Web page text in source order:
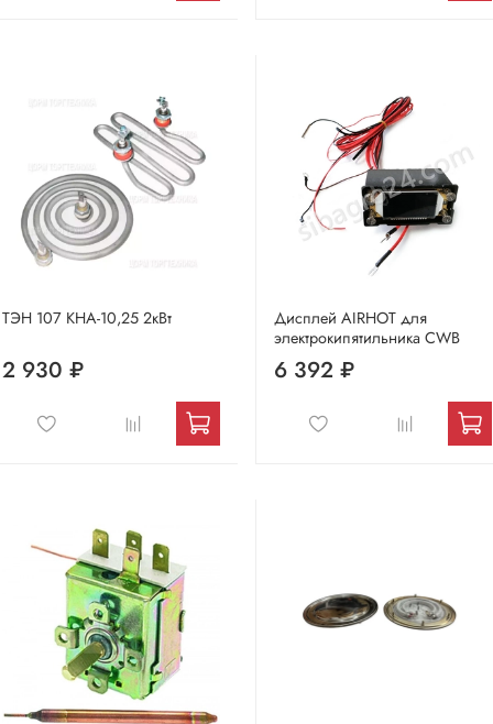
ТЭН 107 КНА-10,25 2кВт
2 930 ₽
Дисплей AIRHOT для
электрокипятильника CWB
6 392 ₽